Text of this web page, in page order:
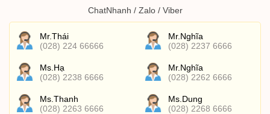
ChatNhanh / Zalo / Viber
Mr.Thái
(028) 224 66666
Mr.Nghĩa
(028) 2237 6666
Ms.Hạ
(028) 2238 6666
Mr.Nghĩa
(028) 2262 6666
Ms.Thanh
(028) 2263 6666
Ms.Dung
(028) 2268 6666